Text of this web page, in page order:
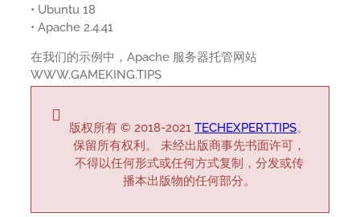
• Ubuntu 18
• Apache 2.4.41
在我们的示例中，Apache 服务器托管网站
WWW.GAMEKING.TIPS
版权所有 © 2018-2021 TECHEXPERT.TIPS。
保留所有权利。 未经出版商事先书面许可，
不得以任何形式或任何方式复制，分发或传
播本出版物的任何部分。